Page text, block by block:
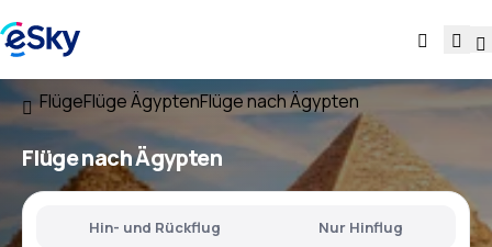
FlügeFlüge ÄgyptenFlüge nach Ägypten
Flüge nach Ägypten
Hin- und Rückflug Nur Hinflug